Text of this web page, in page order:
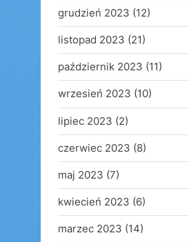
grudzień 2023 (12)
listopad 2023 (21)
październik 2023 (11)
wrzesień 2023 (10)
lipiec 2023 (2)
czerwiec 2023 (8)
maj 2023 (7)
kwiecień 2023 (6)
marzec 2023 (14)